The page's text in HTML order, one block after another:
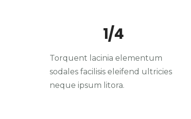
1/4
Torquent lacinia elementum
sodales facilisis eleifend ultricies
neque ipsum litora.